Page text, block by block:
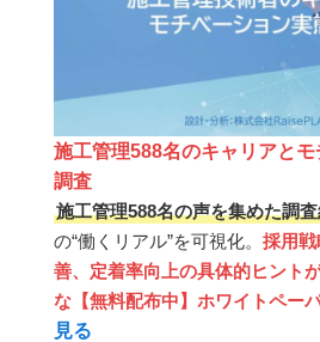
施工管理588名のキャリアと
調査
施工管理588名の声を集めた調
の“働くリアル”を可視化。 採用
善、定着率向上の具体的ヒント
な【無料配布中】ホワイトペー
見る